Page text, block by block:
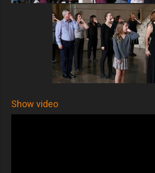
Show video